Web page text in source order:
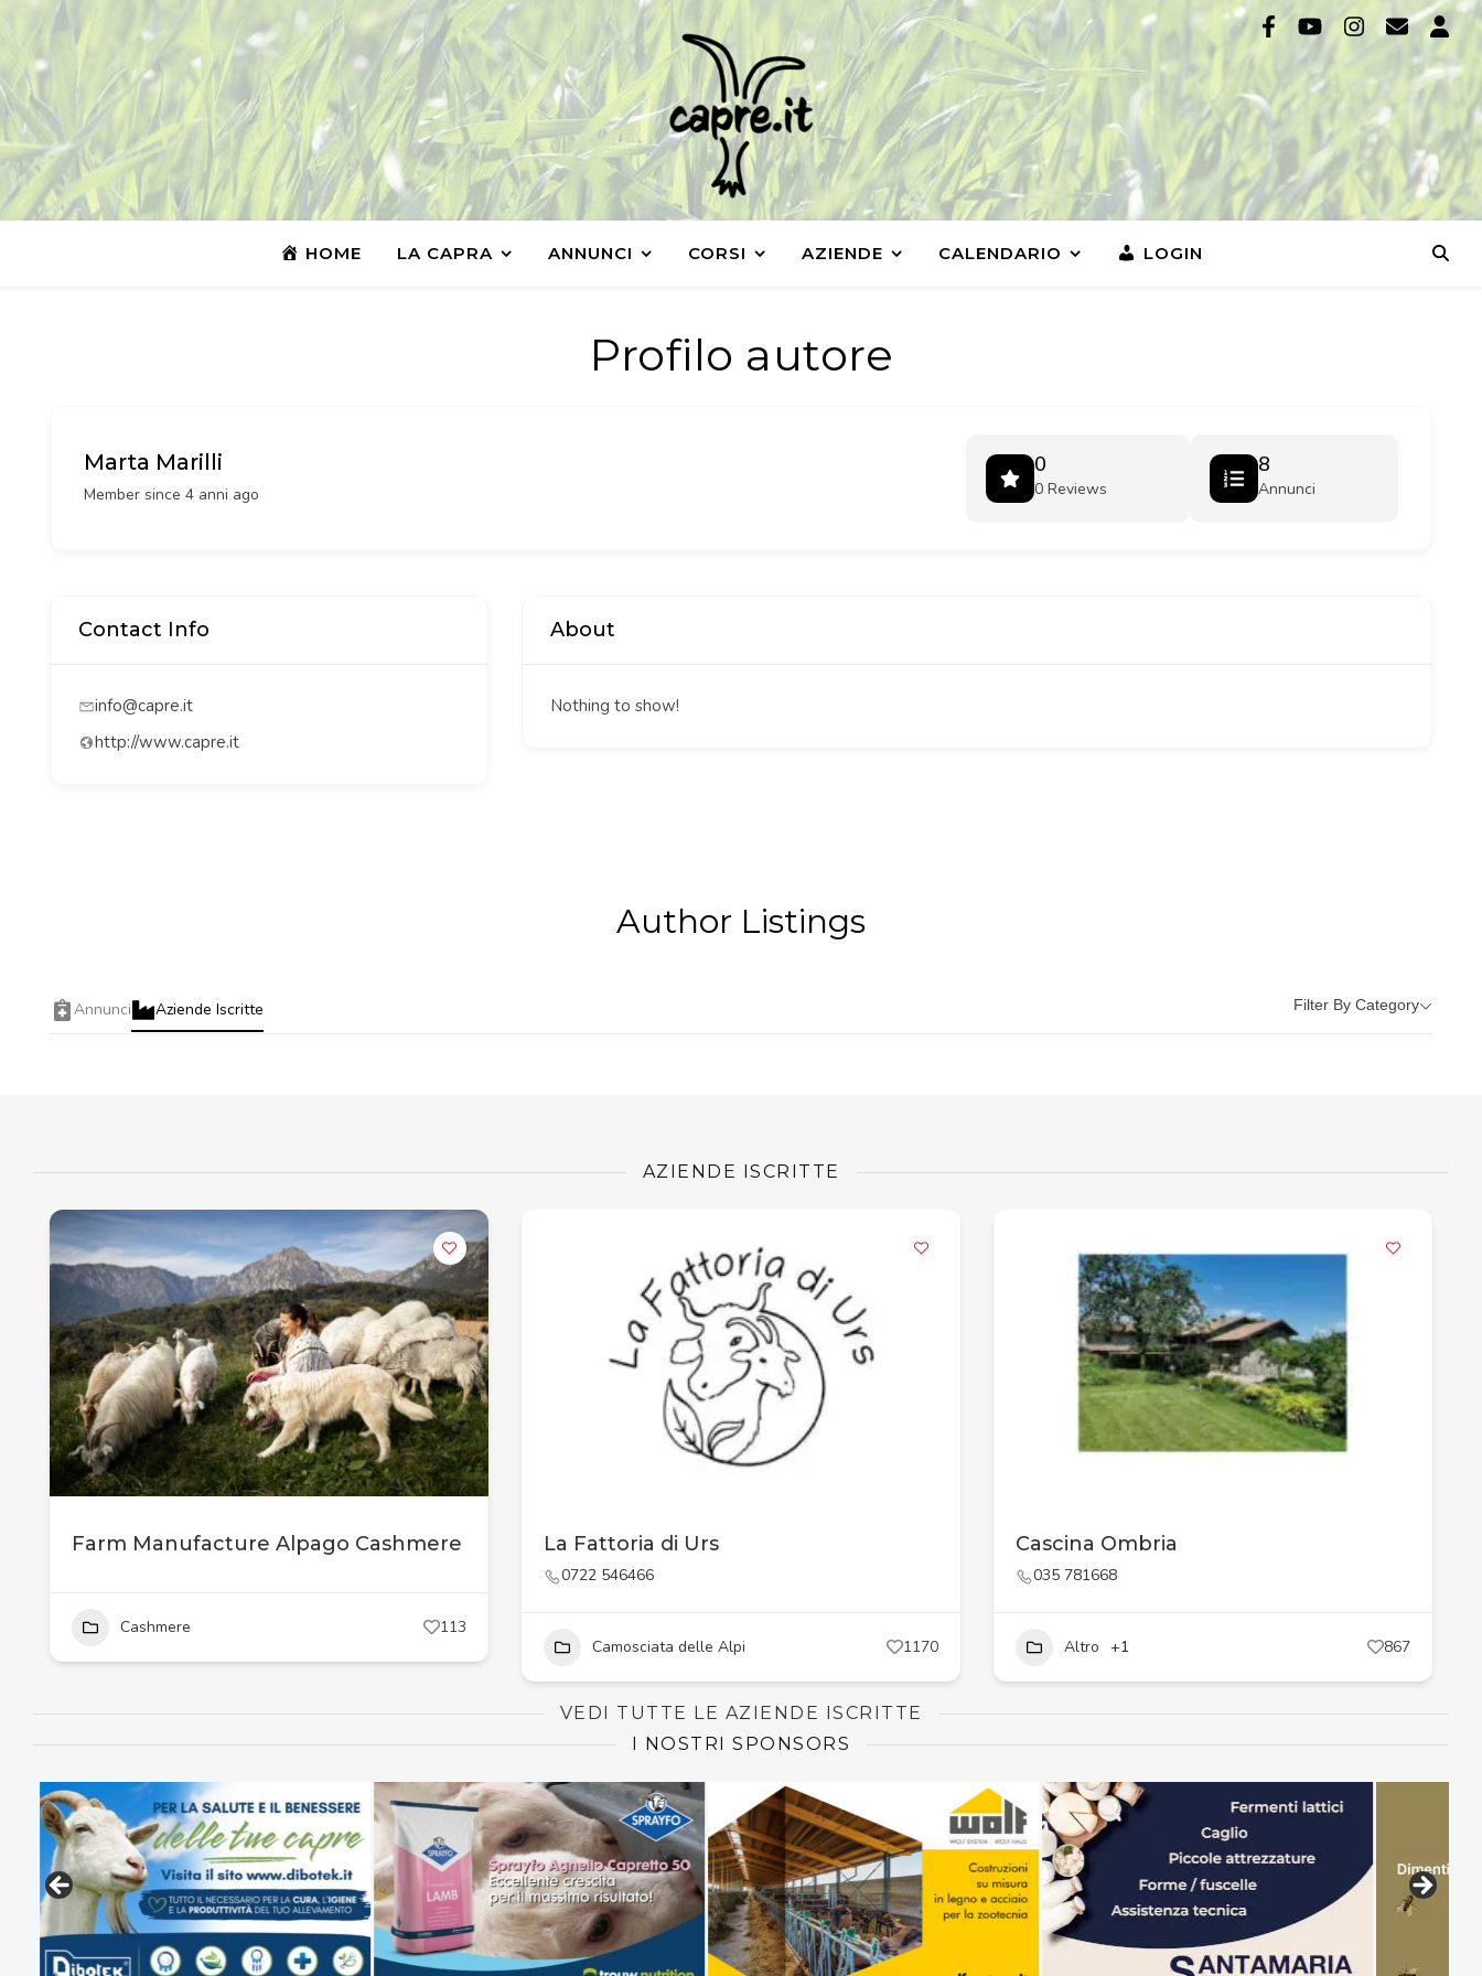
HOME LA CAPRA ANNUNCI CORSI AZIENDE CALENDARIO LOGIN
Profilo autore
Marta Marilli
Member since 4 anni ago
0
0 Reviews
8
Annunci
Contact Info
info@capre.it
http://www.capre.it
About
Nothing to show!
Author Listings
Annunci Aziende Iscritte Filter By Category
AZIENDE ISCRITTE
Farm Manufacture Alpago Cashmere
Cashmere 113
La Fattoria di Urs
0722 546466
Camosciata delle Alpi 1170
Cascina Ombria
035 781668
Altro +1 867
VEDI TUTTE LE AZIENDE ISCRITTE
I NOSTRI SPONSORS